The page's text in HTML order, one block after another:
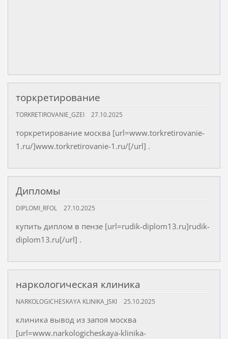
торкретирование
TORKRETIROVANIE_GZEI 27.10.2025
торкретирование москва [url=www.torkretirovanie-
1.ru/]www.torkretirovanie-1.ru/[/url] .
Дипломы
DIPLOMI_RFOL 27.10.2025
купить диплом в пензе [url=rudik-diplom13.ru]rudik-
diplom13.ru[/url] .
наркологическая клиника
NARKOLOGICHESKAYA KLINIKA_JSKI 25.10.2025
клиника вывод из запоя москва
[url=www.narkologicheskaya-klinika-